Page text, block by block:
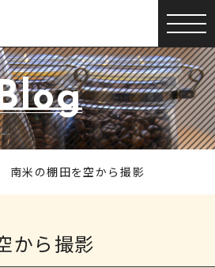
南米の棚田を空から撮影
から撮影